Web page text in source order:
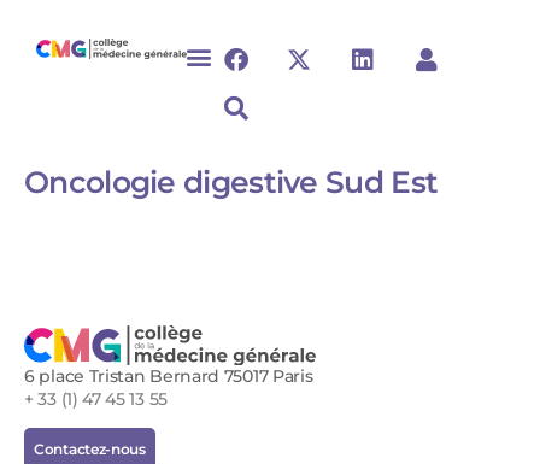
Oncologie digestive Sud Est
6 place Tristan Bernard 75017 Paris
+ 33 (1) 47 45 13 55
Contactez-nous